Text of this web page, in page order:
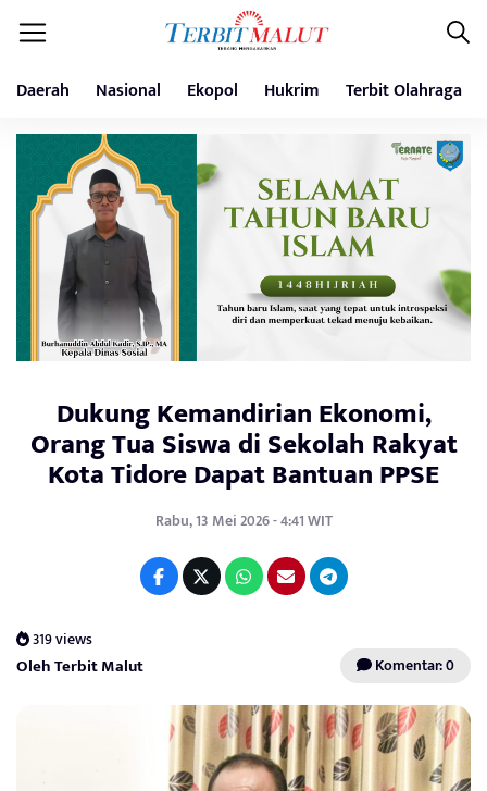
Daerah Nasional Ekopol Hukrim Terbit Olahraga
Dukung Kemandirian Ekonomi,
Orang Tua Siswa di Sekolah Rakyat
Kota Tidore Dapat Bantuan PPSE
Rabu, 13 Mei 2026 - 4:41 WIT
319 views
Oleh Terbit Malut Komentar: 0